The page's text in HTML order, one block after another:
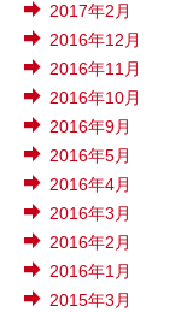
2017年2月
2016年12月
2016年11月
2016年10月
2016年9月
2016年5月
2016年4月
2016年3月
2016年2月
2016年1月
2015年3月